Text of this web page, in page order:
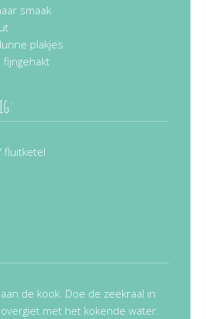
smaak
plakjes
fijngehakt
fluitketel
de kook. Doe de zeekraal in
met het kokende water.